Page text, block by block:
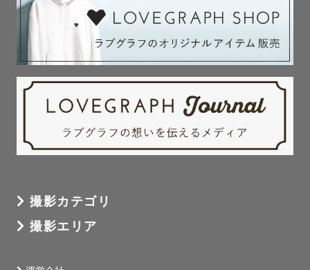
撮影カテゴリ
撮影エリア